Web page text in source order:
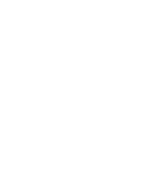
Newsletter